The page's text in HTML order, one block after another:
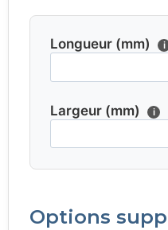
Longueur (mm) i
Largeur (mm) i
Options